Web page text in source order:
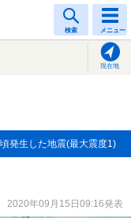
検索 メニュー
現在地
発生した地震(最大震度1)
2020年09月15日09:16発表